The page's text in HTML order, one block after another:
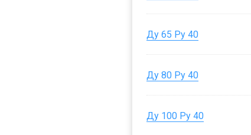
Ду 65 Ру 40
Ду 80 Ру 40
Ду 100 Ру 40